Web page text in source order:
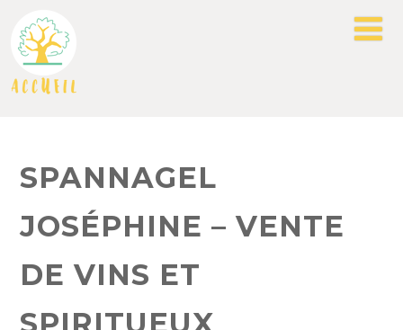
SPANNAGEL
JOSÉPHINE – VENTE
DE VINS ET
SPIRITUEUX